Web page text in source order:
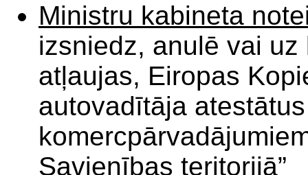
Ministru kabineta
izsniedz, anulē vai
atļaujas, Eiropas
autovadītāja
Savienības teritorijā”